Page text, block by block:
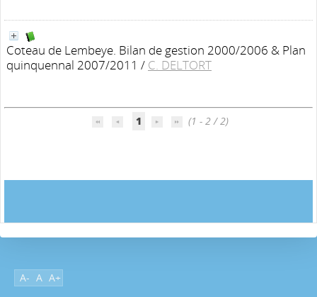
Coteau de Lembeye. Bilan de gestion 2000/2006 & Plan
quinquennal 2007/2011 / C. DELTORT
1 (1 - 2 / 2)
A- A A+